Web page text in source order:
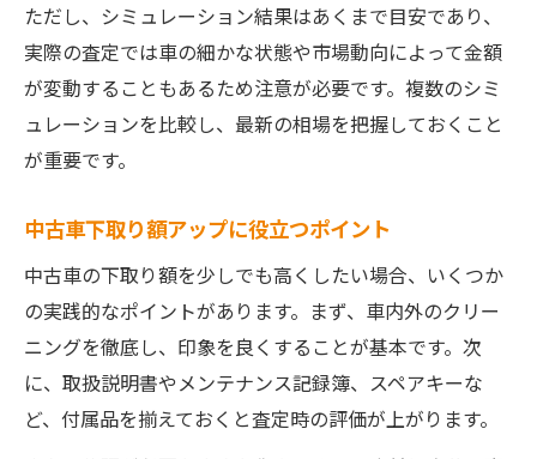
ただし、シミュレーション結果はあくまで目安であり、
実際の査定では車の細かな状態や市場動向によって金額
が変動することもあるため注意が必要です。複数のシミ
ュレーションを比較し、最新の相場を把握しておくこと
が重要です。
中古車下取り額アップに役立つポイント
中古車の下取り額を少しでも高くしたい場合、いくつか
の実践的なポイントがあります。まず、車内外のクリー
ニングを徹底し、印象を良くすることが基本です。次
に、取扱説明書やメンテナンス記録簿、スペアキーな
ど、付属品を揃えておくと査定時の評価が上がります。